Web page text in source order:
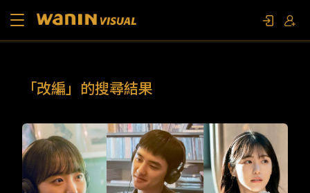
コラム
お問い合わせ
「改編」的搜尋結果